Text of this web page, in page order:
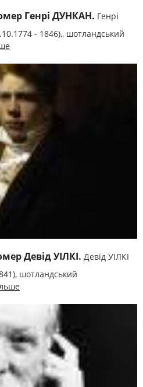
Генрі ДУНКАН. Генрі
- 1846),, шотландський
Девід УІЛКІ. Девід УІЛКІ
шотландський